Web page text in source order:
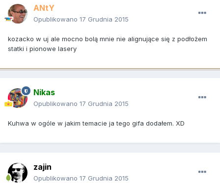
ANtY
Opublikowano 17 Grudnia 2015
kozacko w uj ale mocno bolą mnie nie alignujące się z podłożem
statki i pionowe lasery
Nikas
Opublikowano 17 Grudnia 2015
Kuhwa w ogóle w jakim temacie ja tego gifa dodałem. XD
zajin
Opublikowano 17 Grudnia 2015